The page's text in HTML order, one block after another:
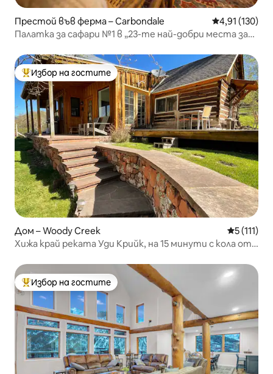
Престой във ферма – Carbondale Средна
4,91 (130)
Палатка за сафари №1 в „23-те най-добри места за
Най-популярен избор на гостите
Избор на гостите
Дом – Woody Creek Средна
5 (111)
Хижа край реката Уди Крийк, на 15 минути с кола от
Най-популярен избор на гостите
Избор на гостите